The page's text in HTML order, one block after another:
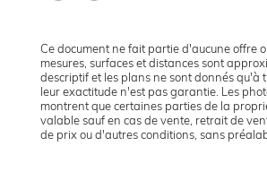
Ce document ne fait partie d'aucune offre
mesures, surfaces et distances sont
descriptif et les plans ne sont donnés qu'à
leur exactitude n'est pas garantie. Les
montrent que certaines parties de la
valable sauf en cas de vente, retrait de
de prix ou d'autres conditions, sans